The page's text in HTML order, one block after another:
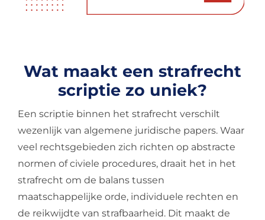
Wat maakt een strafrecht
scriptie zo uniek?
Een scriptie binnen het strafrecht verschilt
wezenlijk van algemene juridische papers. Waar
veel rechtsgebieden zich richten op abstracte
normen of civiele procedures, draait het in het
strafrecht om de balans tussen
maatschappelijke orde, individuele rechten en
de reikwijdte van strafbaarheid. Dit maakt de